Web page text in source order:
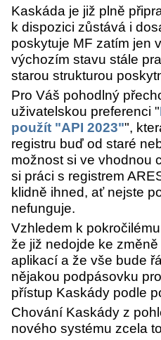
Kaskáda je již plně
k dispozici zůstává i
poskytuje MF zatím jen
výchozím stavu stále
starou strukturou
Pro Váš pohodlný
uživatelskou preferenci "
použít "API 2023"",
registru buď od staré
možnost si ve vhodnou
si práci s registrem
klidně ihned, ať nejste
nefunguje.
Vzhledem k
že již nedojde ke
aplikací a že vše bude
nějakou podpásovku
přístup Kaskády podle
Chování Kaskády z
nového systému zcela